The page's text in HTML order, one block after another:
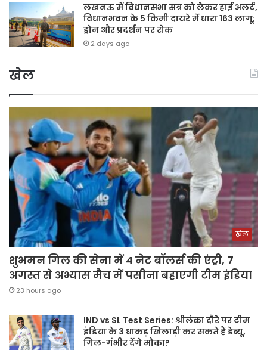
लखनऊ में विधानसभा सत्र को लेकर हाई अलर्ट,
विधानभवन के 5 किमी दायरे में धारा 163 लागू;
ड्रोन और प्रदर्शन पर रोक
2 days ago
खेल
खेल
शुभमन गिल की सेना में 4 नेट बॉलर्स की एंट्री, 7
अगस्त से अभ्यास मैच में पसीना बहाएगी टीम इंडिया
23 hours ago
IND vs SL Test Series: श्रीलंका दौरे पर टीम
इंडिया के 3 धाकड़ खिलाड़ी कर सकते हैं डेब्यू,
गिल-गंभीर देंगे मौका?